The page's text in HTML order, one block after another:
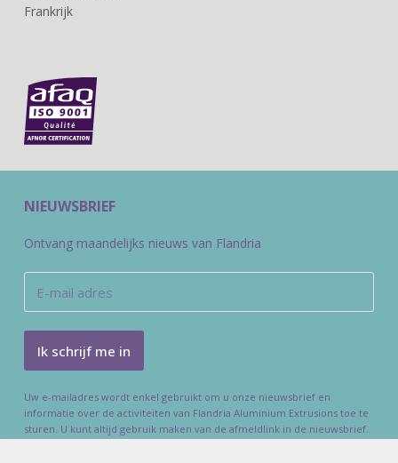
Frankrijk
NIEUWSBRIEF
Ontvang maandelijks nieuws van Flandria
Uw e-mailadres wordt enkel gebruikt om u onze nieuwsbrief en
informatie over de activiteiten van Flandria Aluminium Extrusions toe te
sturen. U kunt altijd gebruik maken van de afmeldlink in de nieuwsbrief.